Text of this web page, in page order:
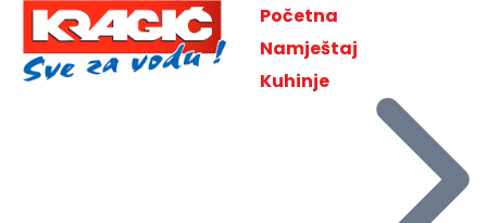
Početna
Namještaj
Kuhinje